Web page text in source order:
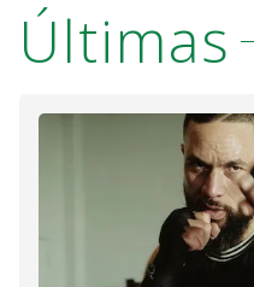
Últimas